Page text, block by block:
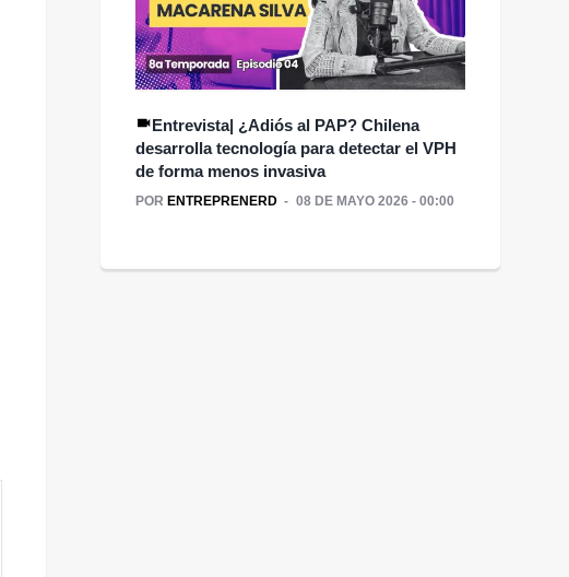
Entrevista| ¿Adiós al PAP? Chilena
desarrolla tecnología para detectar el VPH
de forma menos invasiva
POR ENTREPRENERD 08 DE MAYO 2026 - 00:00